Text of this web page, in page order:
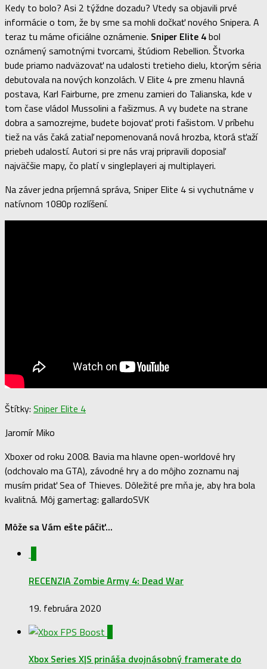
Kedy to bolo? Asi 2 týždne dozadu? Vtedy sa objavili prvé
informácie o tom, že by sme sa mohli dočkať nového Snipera. A
teraz tu máme oficiálne oznámenie. Sniper Elite 4bol
oznámený samotnými tvorcami, štúdiom Rebellion. Štvorka
bude priamo nadväzovať na udalosti tretieho dielu, ktorým séria
debutovala na nových konzolách. V Elite 4 pre zmenu hlavná
postava, Karl Fairburne, pre zmenu zamieri do Talianska, kde v
tom čase vládol Mussolini a fašizmus. A vy budete na strane
dobra a samozrejme, budete bojovať proti fašistom. V príbehu
tiež na vás čaká zatiaľ nepomenovaná nová hrozba, ktorá sťaží
priebeh udalostí. Autori si pre nás vraj pripravili doposiaľ
najväčšie mapy, čo platí v singleplayeri aj multiplayeri.
Na záver jedna príjemná správa, Sniper Elite 4 si vychutnáme v
natívnom 1080p rozlíšení.
Štítky: Sniper Elite 4
Jaromír Miko
Xboxer od roku 2008. Bavia ma hlavne open-worldové hry
(odchovalo ma GTA), závodné hry a do môjho zoznamu naj
musím pridať Sea of Thieves. Dôležité pre mňa je, aby hra bola
kvalitná. Môj gamertag: gallardoSVK
Môže sa Vám ešte páčiť...
RECENZIA Zombie Army 4: Dead War
19. februára 2020
Xbox Series X|S prináša dvojnásobný framerate do